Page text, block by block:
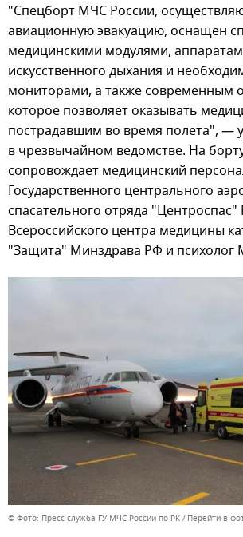
"Спецборт МЧС России,
авиационную эвакуацию, оснащен
медицинскими модулями,
искусственного дыхания и
мониторами, а также современным
которое позволяет оказывать
пострадавшим во время полета", —
в чрезвычайном ведомстве. На
сопровождает медицинский
Государственного центрального
спасательного отряда
Всероссийского центра медицины
"Защита" Минздрава РФ и психолог
© Фото: Пресс-служба ГУ МЧС России по РК Перейти в